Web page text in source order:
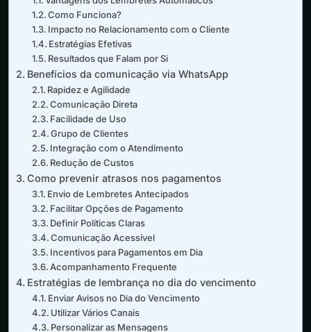
Como Funciona?
Impacto no Relacionamento com o Cliente
Estratégias Efetivas
Resultados que Falam por Si
Benefícios da comunicação via WhatsApp
Rapidez e Agilidade
Comunicação Direta
Facilidade de Uso
Grupo de Clientes
Integração com o Atendimento
Redução de Custos
Como prevenir atrasos nos pagamentos
Envio de Lembretes Antecipados
Facilitar Opções de Pagamento
Definir Políticas Claras
Comunicação Acessível
Incentivos para Pagamentos em Dia
Acompanhamento Frequente
Estratégias de lembrança no dia do vencimento
Enviar Avisos no Dia do Vencimento
Utilizar Vários Canais
Personalizar as Mensagens